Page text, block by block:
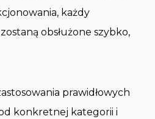
każdy
obsłużone szybko,
prawidłowych
konkretnej kategorii i